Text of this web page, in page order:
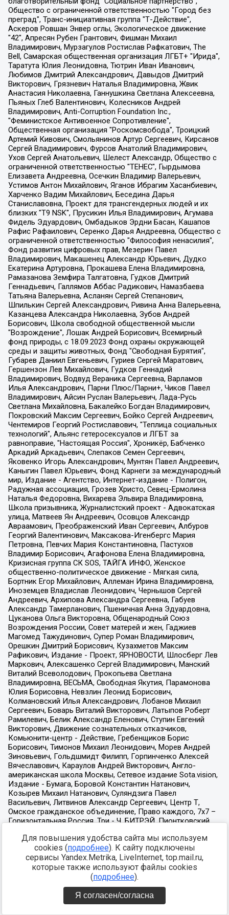
Для повышения удобства сайта мы используем
cookies (подробнее). К сайту подключены
сервисы Yandex.Metrika, LiveInternet, top.mail.ru,
которые также используют файлы cookies
(подробнее).
Я согласен/согласна